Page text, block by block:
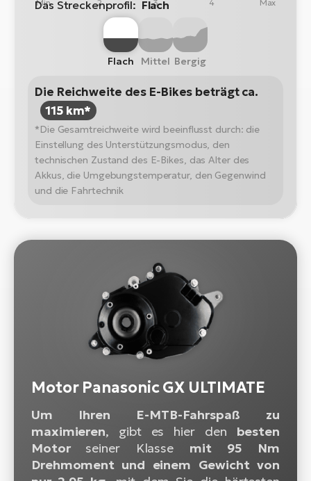
Min 2 3 4 Max
Das Streckenprofil: Flach
Flach Mittel Bergig
Die Reichweite des E-Bikes beträgt ca.
115 km*
*Die Gesamtreichweite wird beeinflusst durch: die
Einstellung des Unterstützungsmodus, den
technischen Zustand des E-Bikes, das Alter des
Akkus, die Umgebungstemperatur, den Gegenwind
und die Fahrtechnik
Motor Panasonic GX ULTIMATE
Um Ihren E-MTB-Fahrspaß zu
maximieren, gibt es hier den besten
Motor seiner Klasse mit 95 Nm
Drehmoment und einem Gewicht von